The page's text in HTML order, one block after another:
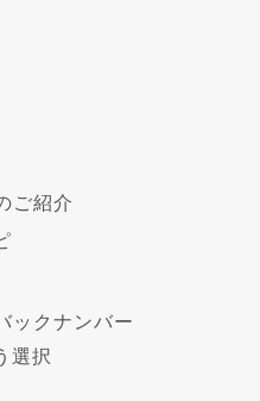
ご紹介
ックナンバー
選択